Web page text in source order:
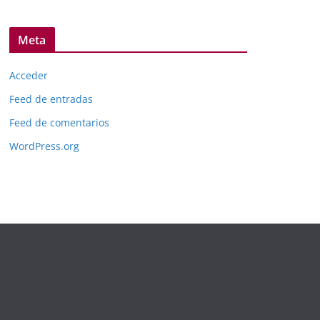
Meta
Acceder
Feed de entradas
Feed de comentarios
WordPress.org